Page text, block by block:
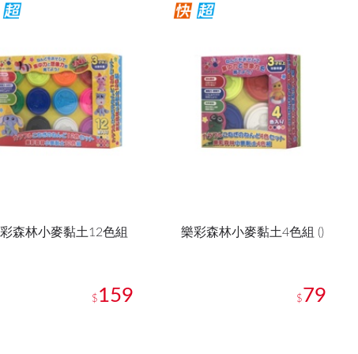
森林小麥黏土12色組
$ 159
樂彩森林小麥黏土4色組 ()
$79